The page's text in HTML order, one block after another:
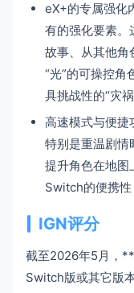
eX+的专属强化
有的强化要素。
故事、从其他角
“光”的可操控角
具挑战性的“灾祸
高速模式与便捷
特别是重温剧情
提升角色在地图
Switch的便携性
IGN评分
截至2026年5月，
Switch版或其它版